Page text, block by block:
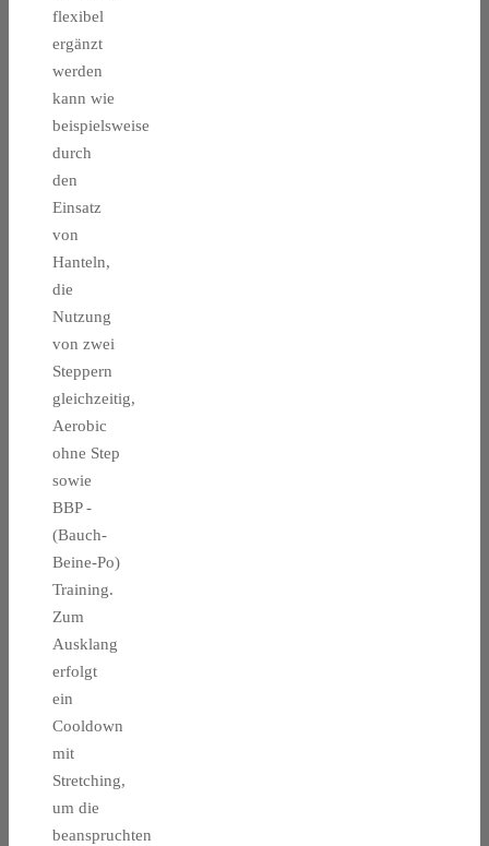
flexibel
ergänzt
werden
kann wie
beispielsweise
durch
den
Einsatz
von
Hanteln,
die
Nutzung
von zwei
Steppern
gleichzeitig,
Aerobic
ohne Step
sowie
BBP -
(Bauch-
Beine-Po)
Training.
Zum
Ausklang
erfolgt
ein
Cooldown
mit
Stretching,
um die
beanspruchten